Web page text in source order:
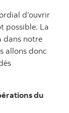
d’ouvrir
possible. La
dans notre
allons donc
du